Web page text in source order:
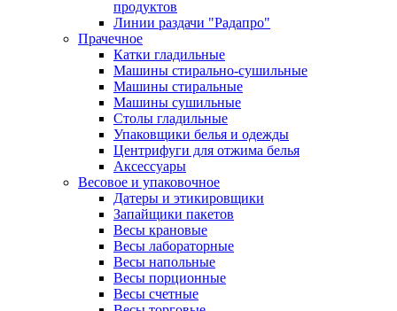
продуктов
Линии раздачи "Радапро"
Прачечное
Катки гладильные
Машины стирально-сушильные
Машины стиральные
Машины сушильные
Столы гладильные
Упаковщики белья и одежды
Центрифуги для отжима белья
Аксессуары
Весовое и упаковочное
Датеры и этикировщики
Запайщики пакетов
Весы крановые
Весы лабораторные
Весы напольные
Весы порционные
Весы счетные